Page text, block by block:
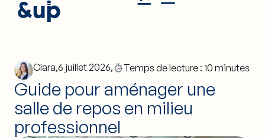
Clara,6 juillet 2026, Temps de lecture : 10 minutes
Guide pour aménager une
salle de repos en milieu
professionnel